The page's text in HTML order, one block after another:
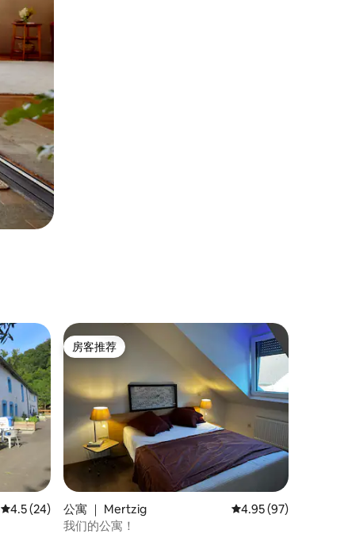
平均评分 4.5 分（满分 5 分），共 24 条评价
4.5 (24)
房客推荐
房客推荐
公寓 ｜ Mertzig 平均评分 4.95 分（满
4.95 (97)
我们的公寓！